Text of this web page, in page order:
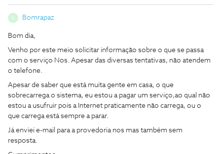
Bomrapaz
Bom dia,
Venho por este meio solicitar informação sobre o que se passa
com o serviço Nos. Apesar das diversas tentativas, não atendem
o telefone.
Apesar de saber que está muita gente em casa, o que
sobrecarrega o sistema, eu estou a pagar um serviço,ao qual não
estou a usufruir pois a Internet praticamente não carrega, ou o
que carrega está sempre a parar.
Já enviei e-mail para a provedoria nos mas também sem
resposta.